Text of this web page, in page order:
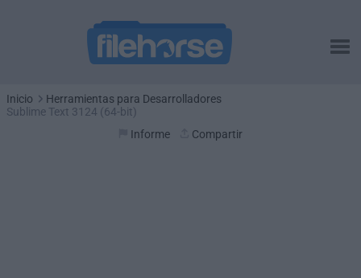
Inicio
Herramientas para Desarrolladores
Sublime Text 3124 (64-bit)
Informe
Compartir